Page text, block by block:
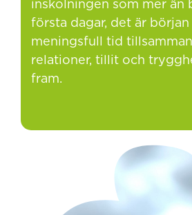
inskolningen som mer än
första dagar, det är början
meningsfull tid
relationer, tillit och
fram.